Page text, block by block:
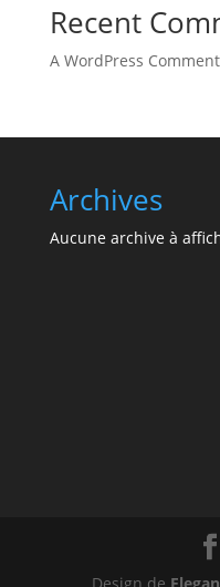
Recent
A WordPress
Archives
Aucune archive à